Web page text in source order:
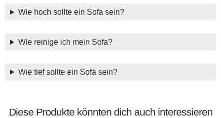
Wie hoch sollte ein Sofa sein?
Wie reinige ich mein Sofa?
Wie tief sollte ein Sofa sein?
Diese Produkte könnten dich auch interessieren